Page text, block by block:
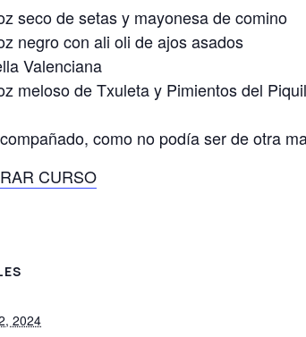
seco de setas y mayonesa de comino
negro con ali oli de ajos asados
Valenciana
meloso de Txuleta y Pimientos del
como no podía ser de otra
CURSO
2024